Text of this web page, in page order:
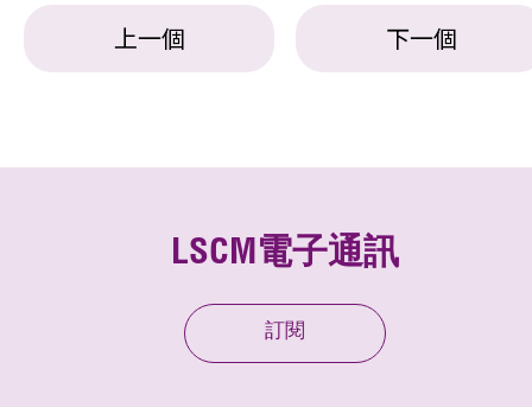
上一個 下一個
LSCM電子通訊
訂閱